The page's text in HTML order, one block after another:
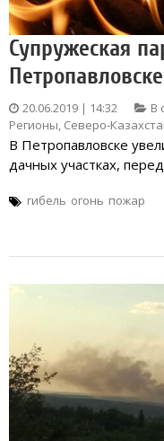
Супружеская
Петропавловске
20.06.2019 | 14:32 В
Регионы Северо-
В Петропавловске
дачных участках,
гибель огонь пожар